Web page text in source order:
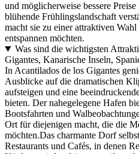
und möglicherweise bessere
blühende Frühlingslandschaft
macht sie zu einer attraktiven
entspannen möchten.
Was sind die wichtigsten
Gigantes, Kanarische Inseln,
In Acantilados de los Gigantes
Ausblicke auf die dramatischen
aufsteigen und eine
bieten. Der nahegelegene Hafen
Bootsfahrten und
Ort für diejenigen macht, die die
möchten.Das charmante Dorf
Restaurants und Cafés, in denen